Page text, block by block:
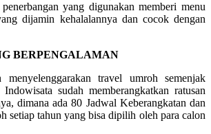
yang digunakan memberi menu
dijamin kehalalannya dan cocok dengan
BERPENGALAMAN
menyelenggarakan travel umroh semenjak
sudah memberangkatkan ratusan
dimana ada 80 Jadwal Keberangkatan dan
setiap tahun yang bisa dipilih oleh para calon